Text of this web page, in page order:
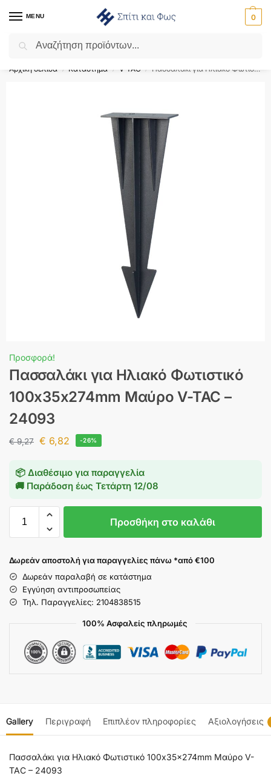
MENU 0
Flash Sale ⚡ 10% Έκπτωση με τον κωδικό ‘SPRING’!
Αρχική σελίδα / Κατάστημα / V-TAC / Πασσαλάκι για Ηλιακό Φωτιστικό 100x35x274mm Μαύρο V-TAC – 24093
Προσφορά!
Πασσαλάκι για Ηλιακό Φωτιστικό
100x35x274mm Μαύρο V-TAC –
24093
€9,27 € 6,82 -26%
📦 Διαθέσιμο για παραγγελία
🚚 Παράδοση έως Τετάρτη 12/08
Προσθήκη στο καλάθι
Δωρεάν αποστολή για παραγγελίες πάνω *από €100
Δωρεάν παραλαβή σε κατάστημα
Εγγύηση αντιπροσωπείας
Τηλ. Παραγγελίες: 2104838515
100% Ασφαλείς πληρωμές
Gallery Περιγραφή Επιπλέον πληροφορίες Αξιολογήσεις
Πασσαλάκι για Ηλιακό Φωτιστικό 100x35x274mm Μαύρο V-
TAC – 24093